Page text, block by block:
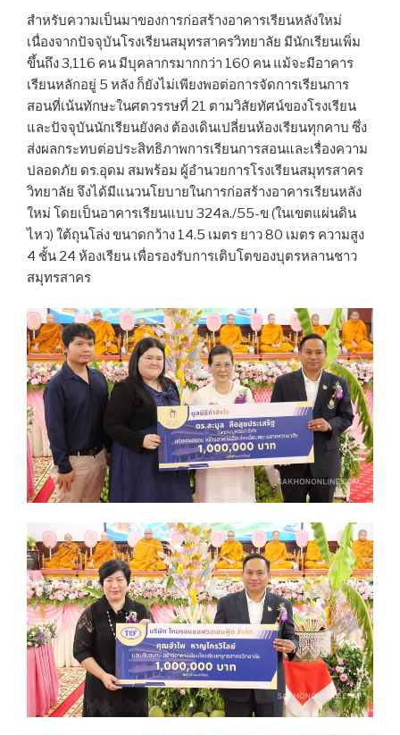
สำหรับความเป็นมาของการก่อสร้างอาคารเรียนหลังใหม่
เนื่องจากปัจจุบันโรงเรียนสมุทรสาครวิทยาลัย มีนักเรียนเพิ่ม
ขึ้นถึง 3,116 คน มีบุคลากรมากกว่า 160 คน แม้จะมีอาคาร
เรียนหลักอยู่ 5 หลัง ก็ยังไม่เพียงพอต่อการจัดการเรียนการ
สอนที่เน้นทักษะในศตวรรษที่ 21 ตามวิสัยทัศน์ของโรงเรียน
และปัจจุบันนักเรียนยังคง ต้องเดินเปลี่ยนห้องเรียนทุกคาบ ซึ่ง
ส่งผลกระทบต่อประสิทธิภาพการเรียนการสอนและเรื่องความ
ปลอดภัย ดร.อุดม สมพร้อม ผู้อำนวยการโรงเรียนสมุทรสาคร
วิทยาลัย จึงได้มีแนวนโยบายในการก่อสร้างอาคารเรียนหลัง
ใหม่ โดยเป็นอาคารเรียนแบบ 324ล./55-ข (ในเขตแผ่นดิน
ไหว) ใต้ถุนโล่ง ขนาดกว้าง 14.5 เมตร ยาว 80 เมตร ความสูง
4 ชั้น 24 ห้องเรียน เพื่อรองรับการเติบโตของบุตรหลานชาว
สมุทรสาคร